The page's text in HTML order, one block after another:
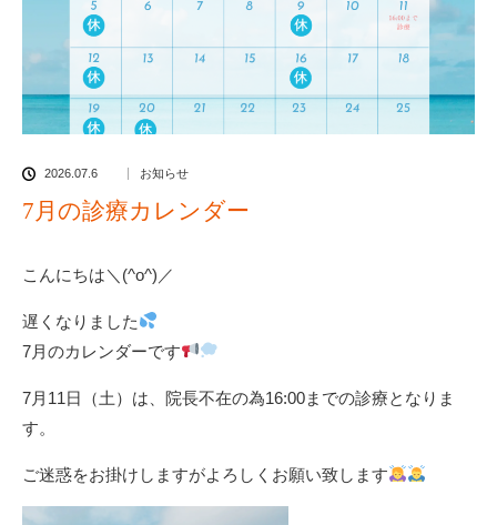
2026.07.6 お知らせ
7月の診療カレンダー
こんにちは＼(^o^)／
遅くなりました
7月のカレンダーです
7月11日（土）は、院長不在の為16:00までの診療となりま
す。
ご迷惑をお掛けしますがよろしくお願い致します